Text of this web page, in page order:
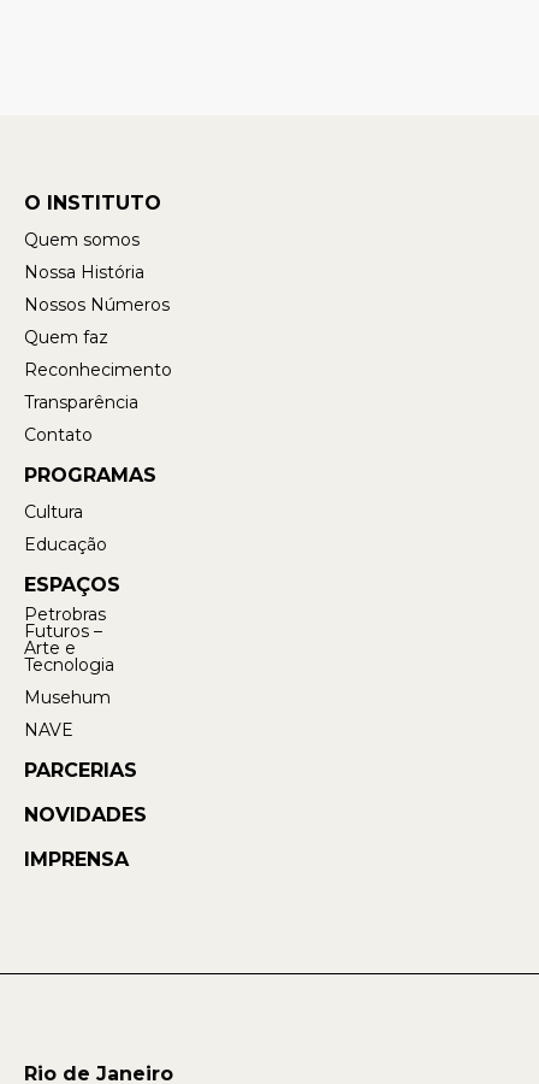
O INSTITUTO
Quem somos
Nossa História
Nossos Números
Quem faz
Reconhecimento
Transparência
Contato
PROGRAMAS
Cultura
Educação
ESPAÇOS
Petrobras
Futuros –
Arte e
Tecnologia
Musehum
NAVE
PARCERIAS
NOVIDADES
IMPRENSA
Rio de Janeiro